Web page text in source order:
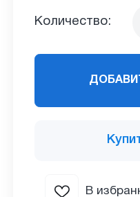
Количество:
В